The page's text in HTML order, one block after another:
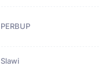
PERBUP
Slawi